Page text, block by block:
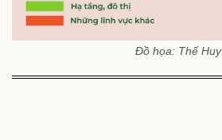
Đồ họa: Thế Huy